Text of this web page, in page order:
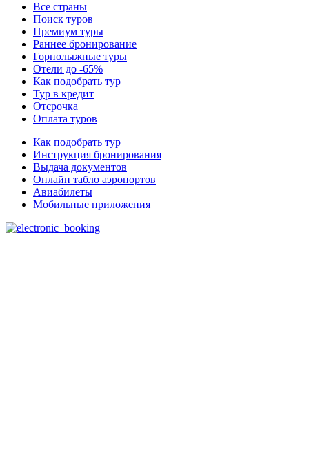
Все страны
Поиск туров
Премиум туры
Раннее бронирование
Горнолыжные туры
Отели до -65%
Как подобрать тур
Тур в кредит
Отсрочка
Оплата туров
Как подобрать тур
Инструкция бронирования
Выдача документов
Онлайн табло аэропортов
Авиабилеты
Мобильные приложения